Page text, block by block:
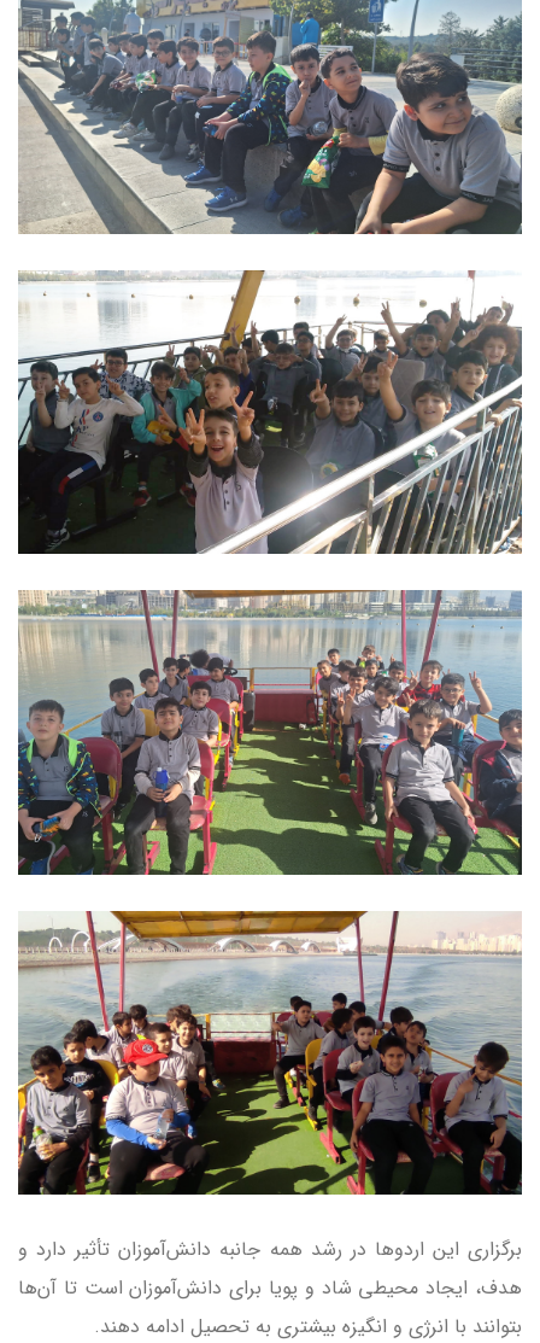
برگزاری این اردوها در رشد همه جانبه دانش‌آموزان تأثیر دارد و
هدف، ایجاد محیطی شاد و پویا برای دانش‌آموزان است تا آن‌ها
بتوانند با انرژی و انگیزه بیشتری به تحصیل ادامه دهند.